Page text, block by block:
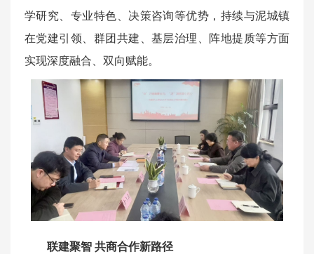
学研究、专业特色、决策咨询等优势，持续与泥城镇
在党建引领、群团共建、基层治理、阵地提质等方面
实现深度融合、双向赋能。
联建聚智 共商合作新路径